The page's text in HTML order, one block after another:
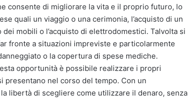
consente di migliorare la vita e il proprio futuro, lo
quali un viaggio o una cerimonia, l’acquisto di un
mobili o l’acquisto di elettrodomestici. Talvolta si
fronte a situazioni impreviste e particolarmente
o la copertura di spese mediche.
opportunità è possibile realizzare i propri
nel corso del tempo. Con un
libertà di scegliere come utilizzare il denaro, senza